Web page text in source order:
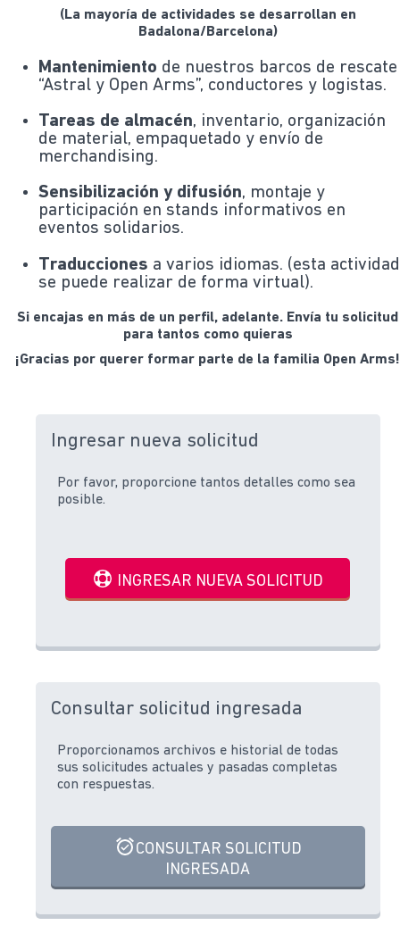
(La mayoría de actividades se desarrollan en
Badalona/Barcelona)
Mantenimiento de nuestros barcos de rescate
“Astral y Open Arms”, conductores y logistas.
Tareas de almacén, inventario, organización
de material, empaquetado y envío de
merchandising.
Sensibilización y difusión, montaje y
participación en stands informativos en
eventos solidarios.
Traducciones a varios idiomas. (esta actividad
se puede realizar de forma virtual).
Si encajas en más de un perfil, adelante. Envía tu solicitud
para tantos como quieras
¡Gracias por querer formar parte de la familia Open Arms!
Ingresar nueva solicitud
Por favor, proporcione tantos detalles como sea
posible.
INGRESAR NUEVA SOLICITUD
Consultar solicitud ingresada
Proporcionamos archivos e historial de todas
sus solicitudes actuales y pasadas completas
con respuestas.
CONSULTAR SOLICITUD
INGRESADA